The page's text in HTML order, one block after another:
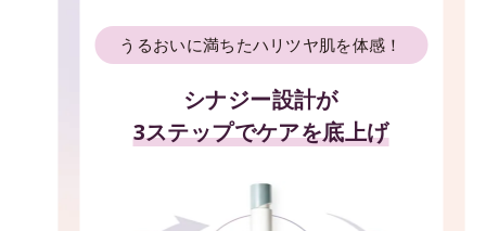
うるおいに満ちたハリツヤ肌を体感！
シナジー設計が
3ステップでケアを底上げ